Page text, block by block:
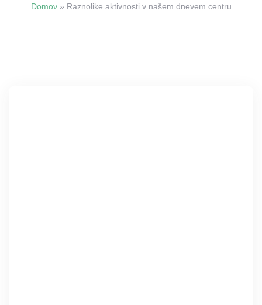
Domov» Raznolike aktivnosti v našem dnevem centru